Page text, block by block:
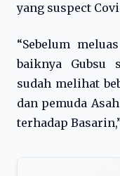
yang suspect
“Sebelum
baiknya Gubsu
sudah melihat
dan pemuda
terhadap